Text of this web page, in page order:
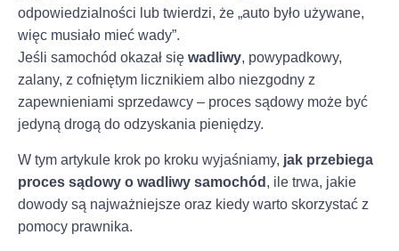
odpowiedzialności lub twierdzi, że „auto było używane,
więc musiało mieć wady”.
Jeśli samochód okazał się wadliwy, powypadkowy,
zalany, z cofniętym licznikiem albo niezgodny z
zapewnieniami sprzedawcy – proces sądowy może być
jedyną drogą do odzyskania pieniędzy.
W tym artykule krok po kroku wyjaśniamy, jak przebiega
proces sądowy o wadliwy samochód , ile trwa, jakie
dowody są najważniejsze oraz kiedy warto skorzystać z
pomocy prawnika.